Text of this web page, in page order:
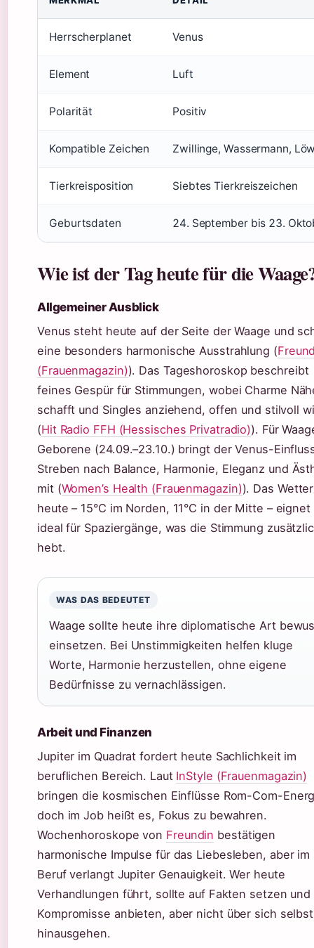
Herrscherplanet Venus
Element Luft
Polarität Positiv
Kompatible Zeichen Zwillinge, Wassermann,
Tierkreisposition Siebtes Tierkreiszeichen
Geburtsdaten 24. September bis 23.
Wie ist der Tag heute für die
Allgemeiner Ausblick
Venus steht heute auf der Seite der Waage und
eine besonders harmonische Ausstrahlung (
(Frauenmagazin)). Das Tageshoroskop beschreibt
feines Gespür für Stimmungen, wobei Charme
schafft und Singles anziehend, offen und stilvoll
(Hit Radio FFH (Hessisches Privatradio)). Für
Geborene (24.09.–23.10.) bringt der Venus-
Streben nach Balance, Harmonie, Eleganz und
mit (Women’s Health (Frauenmagazin)). Das Wetter
heute – 15°C im Norden, 11°C in der Mitte –
ideal für Spaziergänge, was die Stimmung
hebt.
WAS DAS BEDEUTET
Waage sollte heute ihre diplomatische Art
einsetzen. Bei Unstimmigkeiten helfen kluge
Worte, Harmonie herzustellen, ohne eigene
Bedürfnisse zu vernachlässigen.
Arbeit und Finanzen
Jupiter im Quadrat fordert heute Sachlichkeit im
beruflichen Bereich. Laut InStyle (Frauenmagazin)
bringen die kosmischen Einflüsse Rom-Com-
doch im Job heißt es, Fokus zu bewahren.
Wochenhoroskope von Freundin bestätigen
harmonische Impulse für das Liebesleben, aber im
Beruf verlangt Jupiter Genauigkeit. Wer heute
Verhandlungen führt, sollte auf Fakten setzen und
Kompromisse anbieten, aber nicht über sich selbst
hinausgehen.